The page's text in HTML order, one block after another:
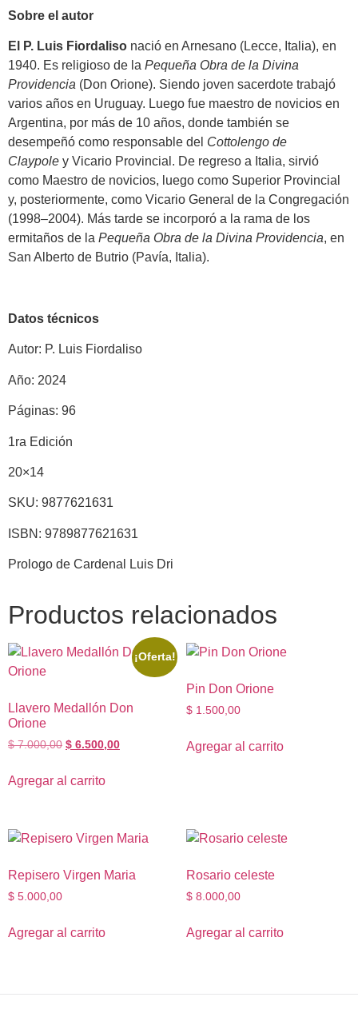
Sobre el autor
El P. Luis Fiordaliso nació en Arnesano (Lecce, Italia), en
1940. Es religioso de la Pequeña Obra de la Divina
Providencia (Don Orione). Siendo joven sacerdote trabajó
varios años en Uruguay. Luego fue maestro de novicios en
Argentina, por más de 10 años, donde también se
desempeñó como responsable del Cottolengo de
Claypole y Vicario Provincial. De regreso a Italia, sirvió
como Maestro de novicios, luego como Superior Provincial
y, posteriormente, como Vicario General de la Congregación
(1998–2004). Más tarde se incorporó a la rama de los
ermitaños de la Pequeña Obra de la Divina Providencia, en
San Alberto de Butrio (Pavía, Italia).
Datos técnicos
Autor: P. Luis Fiordaliso
Año: 2024
Páginas: 96
1ra Edición
20×14
SKU: 9877621631
ISBN: 9789877621631
Prologo de Cardenal Luis Dri
Productos relacionados
¡Oferta!
Llavero Medallón Don
Orione
$7.000,00 $ 6.500,00
Agregar al carrito
Pin Don Orione
$1.500,00
Agregar al carrito
Repisero Virgen Maria
$ 5.000,00
Agregar al carrito
Rosario celeste
$8.000,00
Agregar al carrito